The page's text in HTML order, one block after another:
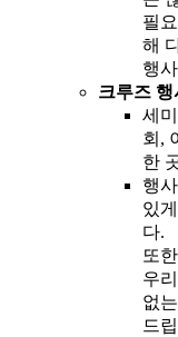
필
해
행
크루즈 행
세
회,
한
행
있
다.
또
우
없
드